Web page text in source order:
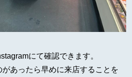
にて確認できます。
あったら早めに来店することを